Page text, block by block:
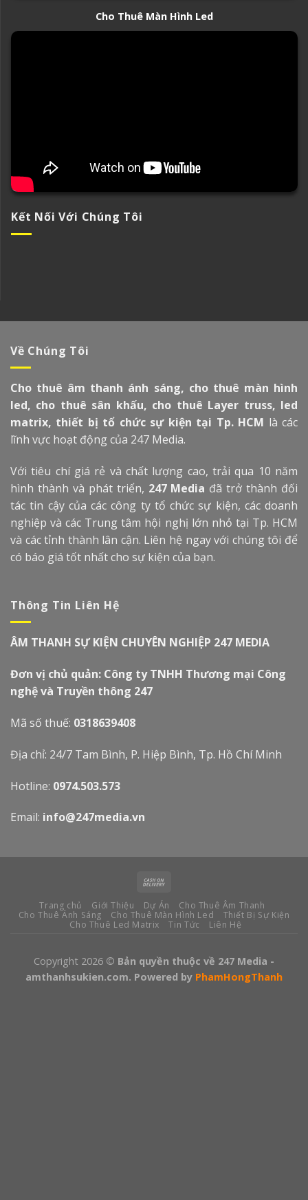
Cho Thuê Màn Hình Led
Kết Nối Với Chúng Tôi
Về Chúng Tôi
Cho thuê âm thanh ánh sáng, cho thuê màn hình
led, cho thuê sân khấu, cho thuê Layer truss, led
matrix, thiết bị tổ chức sự kiện tại Tp. HCM là các
lĩnh vực hoạt động của 247 Media.
Với tiêu chí giá rẻ và chất lượng cao, trải qua 10 năm
hình thành và phát triển, 247 Media đã trở thành đối
tác tin cậy của các công ty tổ chức sự kiện, các doanh
nghiệp và các Trung tâm hội nghị lớn nhỏ tại Tp. HCM
và các tỉnh thành lân cận. Liên hệ ngay với chúng tôi để
có báo giá tốt nhất cho sự kiện của bạn.
Thông Tin Liên Hệ
ÂM THANH SỰ KIỆN CHUYÊN NGHIỆP 247 MEDIA
Đơn vị chủ quản: Công ty TNHH Thương mại Công
nghệ và Truyền thông 247
Mã số thuế: 0318639408
Địa chỉ: 24/7 Tam Bình, P. Hiệp Bình, Tp. Hồ Chí Minh
Hotline: 0974.503.573
Email: info@247media.vn
Trang chủ Giới Thiệu Dự Án
Cho Thuê Âm Thanh
Cho Thuê Ánh Sáng
Cho Thuê Màn Hình Led
Thiết Bị Sự Kiện
Cho Thuê Led Matrix
Tin Tức Liên Hệ
Copyright 2026 © Bản quyền thuộc về 247 Media -
amthanhsukien.com. Powered by PhamHongThanh